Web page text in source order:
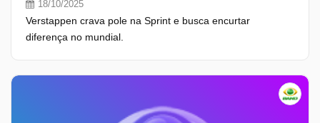
18/10/2025
Verstappen crava pole na Sprint e busca encurtar
diferença no mundial.